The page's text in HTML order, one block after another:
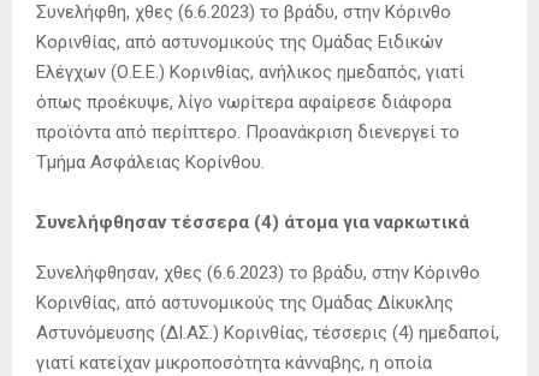
Συνελήφθη, χθες (6.6.2023) το βράδυ, στην Κόρινθο
Κορινθίας, από αστυνομικούς της Ομάδας Ειδικών
Ελέγχων (Ο.Ε.Ε.) Κορινθίας, ανήλικος ημεδαπός, γιατί
όπως προέκυψε, λίγο νωρίτερα αφαίρεσε διάφορα
προϊόντα από περίπτερο. Προανάκριση διενεργεί το
Τμήμα Ασφάλειας Κορίνθου.
Συνελήφθησαν τέσσερα (4) άτομα για ναρκωτικά
Συνελήφθησαν, χθες (6.6.2023) το βράδυ, στην Κόρινθο
Κορινθίας, από αστυνομικούς της Ομάδας Δίκυκλης
Αστυνόμευσης (ΔΙ.ΑΣ.) Κορινθίας, τέσσερις (4) ημεδαποί,
γιατί κατείχαν μικροποσότητα κάνναβης, η οποία